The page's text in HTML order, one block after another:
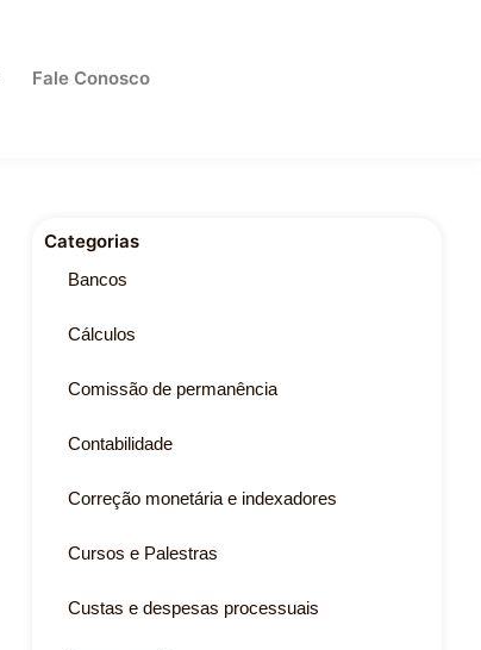
Fale Conosco
Categorias
Bancos
Cálculos
Comissão de permanência
Contabilidade
Correção monetária e indexadores
Cursos e Palestras
Custas e despesas processuais